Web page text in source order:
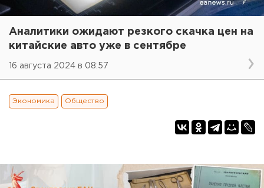
Аналитики ожидают резкого скачка цен на
китайские авто уже в сентябре
16 августа 2024 в 08:57
Экономика Общество